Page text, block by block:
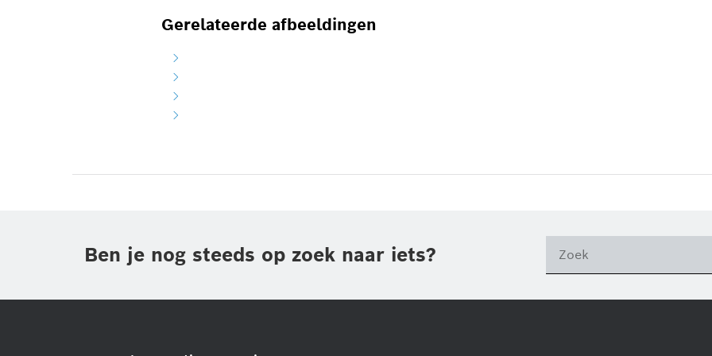
Gerelateerde afbeeldingen
Ben je nog steeds op zoek naar iets?